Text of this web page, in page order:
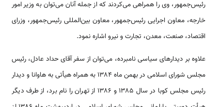
رئیس‌جمهور، وی را همراهی می‌کردند که از جمله آنان می‌توان به وزیر امور
خارجه، معاون اجرایی رئیس‌جمهور، معاون بین‌المللی رئیس‌جمهور، وزرای
اقتصاد، صنعت، معدن، تجارت و نیرو اشاره نمود.
علاوه بر دیدارهای سیاسی نامبرده، می‌توان از سفر آقای حداد عادل، رئیس
مجلس شورای اسلامی در بهمن ماه ۱۳۸۴ به همراه هیأتی به هاوانا و دیدار
رئیس مجلس کوبا در سال ۱۳۸۵ و ۱۳۸۶ از تهران را نام برد، از طرف دیگر